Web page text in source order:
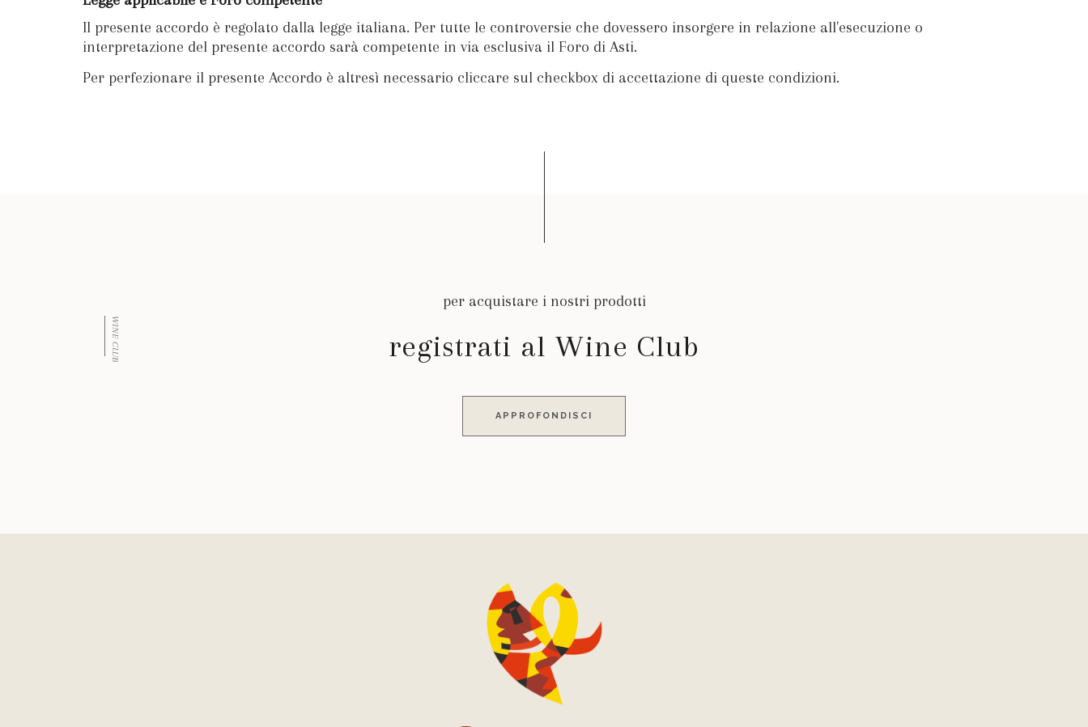
Il presente accordo è regolato dalla legge italiana. Per tutte le controversie che dovessero insorgere in relazione all'esecuzione o
interpretazione del presente accordo sarà competente in via esclusiva il Foro di Asti.
Per perfezionare il presente Accordo è altresì necessario cliccare sul checkbox di accettazione di queste condizioni.
WINE CLUB
per acquistare i nostri prodotti
registrati al Wine Club
APPROFONDISCI